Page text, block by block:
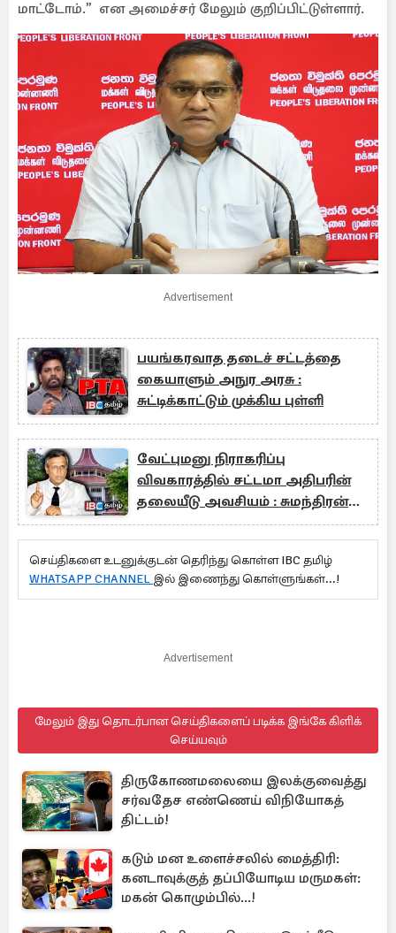
மாட்டோம்.” என அமைச்சர் மேலும் குறிப்பிட்டுள்ளார்.
Advertisement
பயங்கரவாத தடைச் சட்டத்தை
கையாளும் அநுர அரசு :
சுட்டிக்காட்டும் முக்கிய புள்ளி
வேட்புமனு நிராகரிப்பு
விவகாரத்தில் சட்டமா அதிபரின்
தலையீடு அவசியம் : சுமந்திரன்
கருத்து
செய்திகளை உடனுக்குடன் தெரிந்து கொள்ள IBC தமிழ்
WHATSAPP CHANNEL இல் இணைந்து கொள்ளுங்கள்...!
Advertisement
மேலும் இது தொடர்பான செய்திகளைப் படிக்க இங்கே கிளிக்
செய்யவும்
திருகோணமலையை இலக்குவைத்து
சர்வதேச எண்ணெய் விநியோகத்
திட்டம்!
கடும் மன உளைச்சலில் மைத்திரி:
கனடாவுக்குத் தப்பியோடிய மருமகள்:
மகன் கொழும்பில்...!